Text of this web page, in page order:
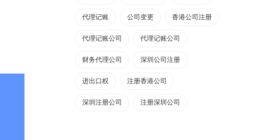
代理记账 公司变更 香港公司注册
代理记账公司 代理记账公司
财务代理公司 深圳公司注册
进出口权 注册香港公司
深圳注册公司 注册深圳公司